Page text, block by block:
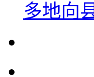
多地向